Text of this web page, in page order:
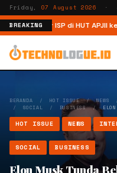
Friday, 07 August 2026 ·
BREAKINGISP di HUT APJII ke-
BERANDA / HOT ISSUE/NEWS
/ SOCIAL / BUSINESS/
HOT ISSUE NEWS
SOCIAL BUSINESS
Elon Musk Tunda